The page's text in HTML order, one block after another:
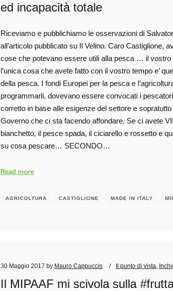
ed incapacità totale
Riceviamo e pubblichiamo le osservazioni di
all’articolo pubblicato su Il Velino. Caro Castiglione,
cose che potevano essere utili alla pesca … il vostro
l’unica cosa che avete fatto con il vostro tempo e’
della pesca. I fondi Europei per la pesca e
programmarli, dovevano essere convocati i
corretto in base alle esigenze del settore e
Governo che ci sta facendo affondare. Se ci avete
bianchetto, il pesce spada, il ciciarello e rossetto e
su cosa pescare… SECONDO…
Read more
AGRICOLTURA CASTIGLIONE MADE IN ITALY
30 Maggio 2017 by Mauro Cappuccio Il punto di vista
Il MIPAAF mi scivola sulla